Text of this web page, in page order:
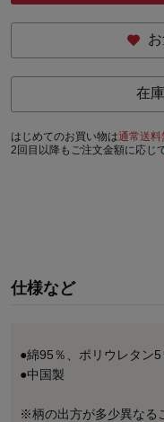
在
はじめてのお買い物は通常送料
2回目以降もご注文金額に応じ
仕様など
●綿95％、ポリウレタン
●中国製
※柄の出方が多少異なる